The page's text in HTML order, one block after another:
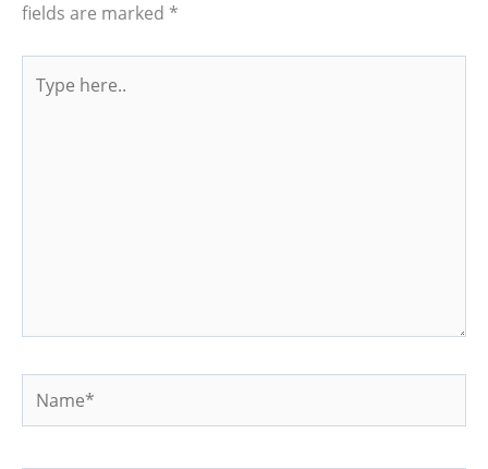
fields are marked *
here..
Name*